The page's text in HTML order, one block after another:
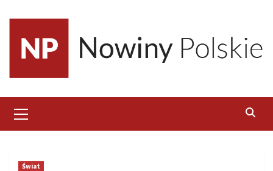
content
Menu
Świat